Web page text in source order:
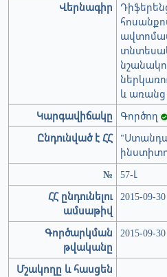
Վերնագիր
և
Կարգավիճակը
Գործող
Ընդունված է ՀՀ
№
57-Լ
ՀՀ ընդունելու
ամսաթիվ
2015-09-30
Գործարկման
թվականը
2015-09-30
Մշակողը և հասցեն